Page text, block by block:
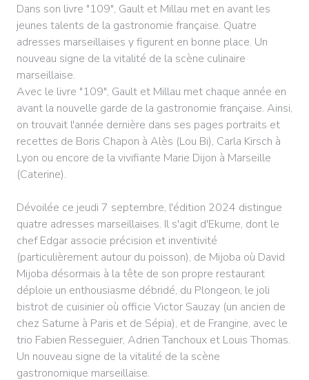
Dans son livre "109", Gault et Millau met en avant les
jeunes talents de la gastronomie française. Quatre
adresses marseillaises y figurent en bonne place. Un
nouveau signe de la vitalité de la scène culinaire
marseillaise.
Avec le livre "109", Gault et Millau met chaque année en
avant la nouvelle garde de la gastronomie française. Ainsi,
on trouvait l'année dernière dans ses pages portraits et
recettes de Boris Chapon à Alès (Lou Bi), Carla Kirsch à
Lyon ou encore de la vivifiante Marie Dijon à Marseille
(Caterine).
Dévoilée ce jeudi 7 septembre, l'édition 2024 distingue
quatre adresses marseillaises. Il s'agit d'Ekume, dont le
chef Edgar associe précision et inventivité
(particulièrement autour du poisson), de Mijoba où David
Mijoba désormais à la tête de son propre restaurant
déploie un enthousiasme débridé, du Plongeon, le joli
bistrot de cuisinier où officie Victor Sauzay (un ancien de
chez Saturne à Paris et de Sépia), et de Frangine, avec le
trio Fabien Resseguier, Adrien Tanchoux et Louis Thomas.
Un nouveau signe de la vitalité de la scène
gastronomique marseillaise.